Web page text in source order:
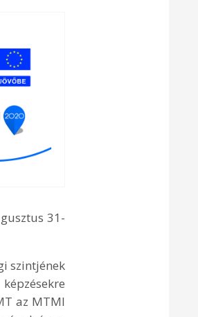
31-
szintjének
az MTMI